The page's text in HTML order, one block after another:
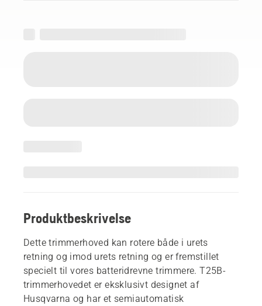
Produktbeskrivelse
Dette trimmerhoved kan rotere både i urets
retning og imod urets retning og er fremstillet
specielt til vores batteridrevne trimmere. T25B-
trimmerhovedet er eksklusivt designet af
Husqvarna og har et semiautomatisk